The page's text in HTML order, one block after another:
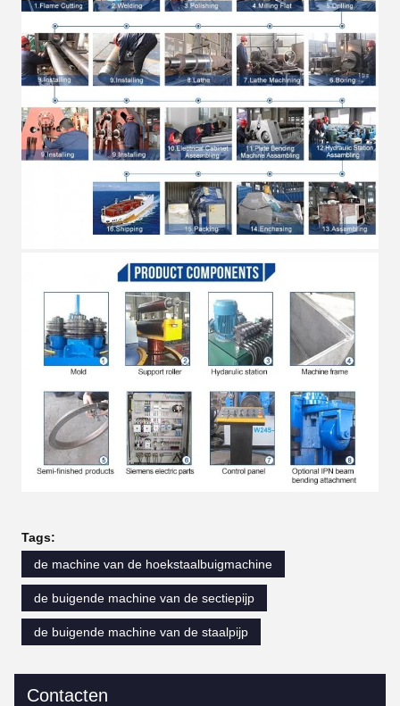
Tags:
de machine van de hoekstaalbuigmachine
de buigende machine van de sectiepijp
de buigende machine van de staalpijp
Contacten